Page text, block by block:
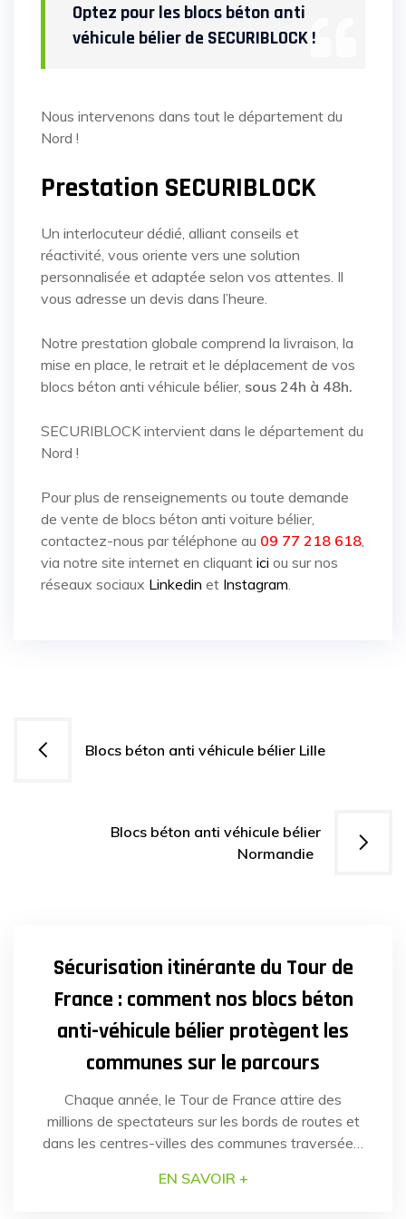
Optez pour les blocs béton anti
véhicule bélier de SECURIBLOCK !
Nous intervenons dans tout le département du
Nord !
Prestation SECURIBLOCK
Un interlocuteur dédié, alliant conseils et
réactivité, vous oriente vers une solution
personnalisée et adaptée selon vos attentes. Il
vous adresse un devis dans l’heure.
Notre prestation globale comprend la livraison, la
mise en place, le retrait et le déplacement de vos
blocs béton anti véhicule bélier, sous 24h à 48h.
SECURIBLOCK intervient dans le département du
Nord !
Pour plus de renseignements ou toute demande
de vente de blocs béton anti voiture bélier,
contactez-nous par téléphone au 09 77 218 618,
via notre site internet en cliquant ici ou sur nos
réseaux sociaux Linkedin et Instagram.
Navigation
l’article
Blocs béton anti véhicule bélier Lille
Blocs béton anti véhicule bélier
Normandie
Sécurisation itinérante du Tour de
France : comment nos blocs béton
anti-véhicule bélier protègent les
communes sur le parcours
Chaque année, le Tour de France attire des
millions de spectateurs sur les bords de routes et
dans les centres-villes des communes traversées.
de la région Hauts-de-France a nécessité une
EN SAVOIR +